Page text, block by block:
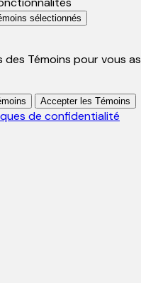
sélectionnés
des Témoins pour vous
Accepter les Témoins
de confidentialité